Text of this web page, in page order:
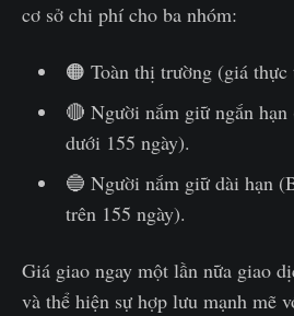
cơ sở chi phí cho ba nhóm:
🟠 Toàn thị trường (giá thực
🔴 Người nắm giữ ngắn
dưới 155 ngày).
🔵 Người nắm giữ dài hạn
trên 155 ngày).
Giá giao ngay một lần nữa giao
và thể hiện sự hợp lưu mạnh mẽ